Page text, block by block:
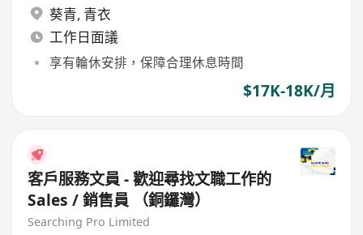
葵青, 青衣
工作日面議
享有輪休安排，保障合理休息時間
$17K-18K/月
客戶服務文員 - 歡迎尋找文職工作的
Sales / 銷售員 （銅鑼灣）
Searching Pro Limited